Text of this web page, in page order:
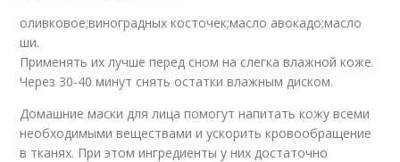
оливковое;виноградных косточек;масло авокадо;масло
ши.
Применять их лучше перед сном на слегка влажной коже.
Через 30-40 минут снять остатки влажным диском.
Домашние маски для лица помогут напитать кожу всеми
необходимыми веществами и ускорить кровообращение
в тканях. При этом ингредиенты у них достаточно